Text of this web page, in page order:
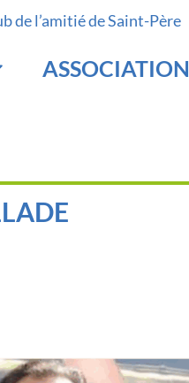
de l’amitié de Saint-Père
ASSOCIATION